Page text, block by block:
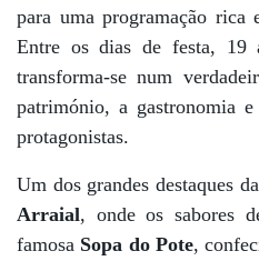
para uma programação rica
Entre os dias de festa,
transforma-se num
património, a gastronomia
protagonistas.
Um dos grandes destaques
Arraial, onde os sabores
famosa Sopa do Pote,